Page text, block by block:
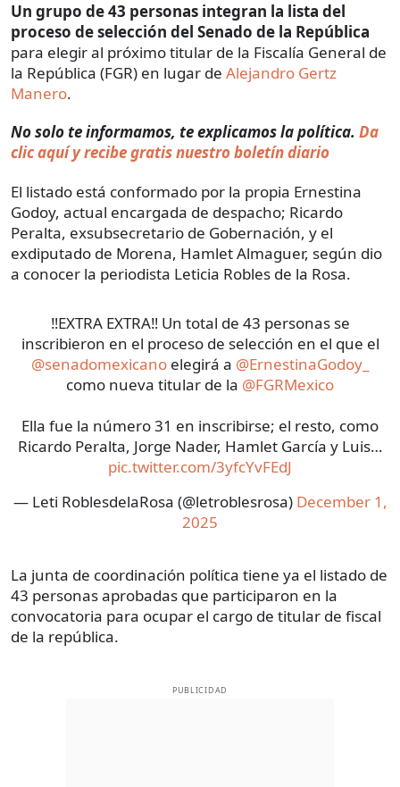
Un grupo de 43 personas integran la lista del
proceso de selección del Senado de la República
para elegir al próximo titular de la Fiscalía General de
la República (FGR) en lugar de Alejandro Gertz
Manero.
No solo te informamos, te explicamos la política. Da
clic aquí y recibe gratis nuestro boletín diario
El listado está conformado por la propia Ernestina
Godoy, actual encargada de despacho; Ricardo
Peralta, exsubsecretario de Gobernación, y el
exdiputado de Morena, Hamlet Almaguer, según dio
a conocer la periodista Leticia Robles de la Rosa.
‼️EXTRA EXTRA‼️ Un total de 43 personas se
inscribieron en el proceso de selección en el que el
@senadomexicanoelegirá a @ErnestinaGodoy_
como nueva titular de la @FGRMexico
Ella fue la número 31 en inscribirse; el resto, como
Ricardo Peralta, Jorge Nader, Hamlet García y Luis…
pic.twitter.com/3yfcYvFEdJ
— Leti RoblesdelaRosa (@letroblesrosa) December 1,
2025
La junta de coordinación política tiene ya el listado de
43 personas aprobadas que participaron en la
convocatoria para ocupar el cargo de titular de fiscal
de la república.
PUBLICIDAD